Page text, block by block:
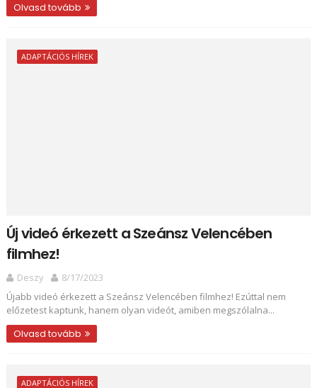
Olvasd tovább
ADAPTÁCIÓS HÍREK
Új videó érkezett a Szeánsz Velencében
filmhez!
Deszy
8/17/2023
Újabb videó érkezett a Szeánsz Velencében filmhez! Ezúttal nem
előzetest kaptunk, hanem olyan videót, amiben megszólalna...
Olvasd tovább
ADAPTÁCIÓS HÍREK